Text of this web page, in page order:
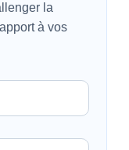
la
à vos